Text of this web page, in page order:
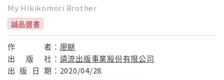
My Hikikomori Brother
誠品選書
作 者： 廖瞇
出
版 社： 遠流出版事業股份有限公司
出 版 日 期： 2020/04/28